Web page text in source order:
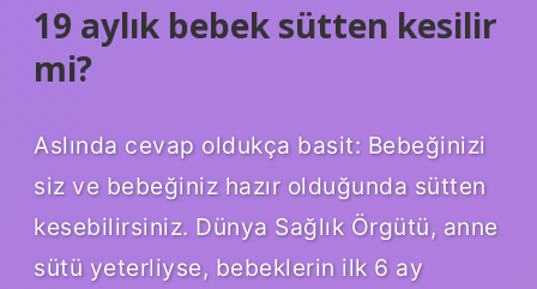
19 aylık bebek sütten kesilir
mi?
Aslında cevap oldukça basit: Bebeğinizi
siz ve bebeğiniz hazır olduğunda sütten
kesebilirsiniz. Dünya Sağlık Örgütü, anne
sütü yeterliyse, bebeklerin ilk 6 ay